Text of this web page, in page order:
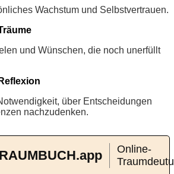
Wachstum und Selbstvertrauen.
und Wünschen, die noch unerfüllt
über Entscheidungen
nachzudenken.
Online-